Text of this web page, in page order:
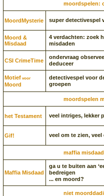
moordspelen:
Moord­Mysterie super detectivespel
Moord &
Misdaad
4 verdachten: zoek
misdaden
CSI CrimeTime
ondervraag
deduceer
Motief voor
Moord
detectivespel voor
groepen
moordspelen
het Testament veel intriges, lekker
Gif! veel om te zien,
maffia
Maffia Misdaad
ga u te buiten aan
bedreigen
... en moord?
niet